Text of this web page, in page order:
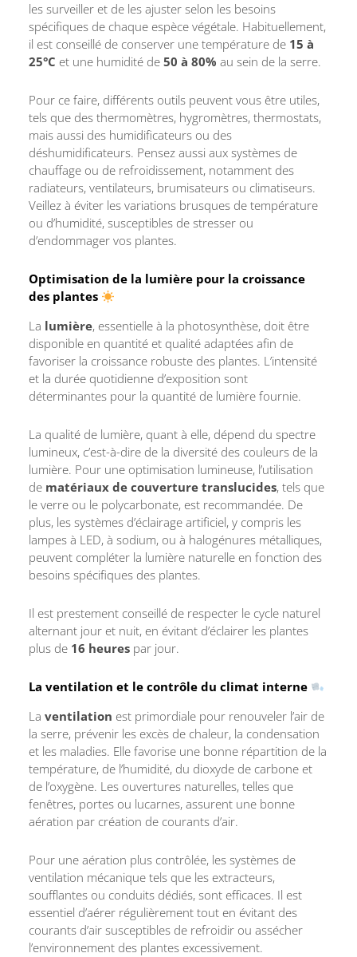
les surveiller et de les ajuster selon les besoins
spécifiques de chaque espèce végétale. Habituellement,
il est conseillé de conserver une température de 15 à
25°C et une humidité de50 à 80% au sein de la serre.
Pour ce faire, différents outils peuvent vous être utiles,
tels que des thermomètres, hygromètres, thermostats,
mais aussi des humidificateurs ou des
déshumidificateurs. Pensez aussi aux systèmes de
chauffage ou de refroidissement, notamment des
radiateurs, ventilateurs, brumisateurs ou climatiseurs.
Veillez à éviter les variations brusques de température
ou d’humidité, susceptibles de stresser ou
d’endommager vos plantes.
Optimisation de la lumière pour la croissance
des plantes
La lumière, essentielle à la photosynthèse, doit être
disponible en quantité et qualité adaptées afin de
favoriser la croissance robuste des plantes. L’intensité
et la durée quotidienne d’exposition sont
déterminantes pour la quantité de lumière fournie.
La qualité de lumière, quant à elle, dépend du spectre
lumineux, c’est-à-dire de la diversité des couleurs de la
lumière. Pour une optimisation lumineuse, l’utilisation
de matériaux de couverture translucides, tels que
le verre ou le polycarbonate, est recommandée. De
plus, les systèmes d’éclairage artificiel, y compris les
lampes à LED, à sodium, ou à halogénures métalliques,
peuvent compléter la lumière naturelle en fonction des
besoins spécifiques des plantes.
Il est prestement conseillé de respecter le cycle naturel
alternant jour et nuit, en évitant d’éclairer les plantes
plus de 16 heures par jour.
La ventilation et le contrôle du climat interne
Laventilation est primordiale pour renouveler l’air de
la serre, prévenir les excès de chaleur, la condensation
et les maladies. Elle favorise une bonne répartition de la
température, de l’humidité, du dioxyde de carbone et
de l’oxygène. Les ouvertures naturelles, telles que
fenêtres, portes ou lucarnes, assurent une bonne
aération par création de courants d’air.
Pour une aération plus contrôlée, les systèmes de
ventilation mécanique tels que les extracteurs,
soufflantes ou conduits dédiés, sont efficaces. Il est
essentiel d’aérer régulièrement tout en évitant des
courants d’air susceptibles de refroidir ou assécher
l’environnement des plantes excessivement.